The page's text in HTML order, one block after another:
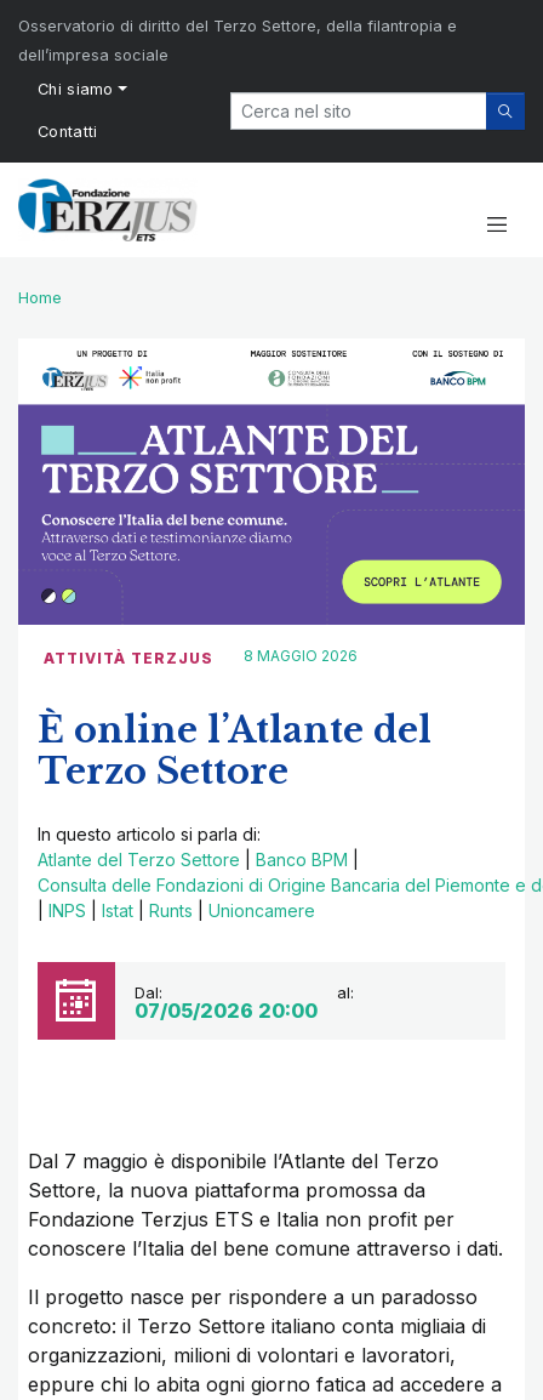
Osservatorio di diritto del Terzo Settore, della filantropia e
dell’impresa sociale
Chi siamo
Contatti
Home
ATTIVITÀ TERZJUS 8 MAGGIO 2026
È online l’Atlante del
Terzo Settore
In questo articolo si parla di:
Atlante del Terzo Settore
Banco BPM
Consulta delle Fondazioni di Origine Bancaria del Piemonte e
INPS Istat Runts Unioncamere
Dal:
07/05/2026 20:00
al:
Dal 7 maggio è disponibile l’Atlante del Terzo
Settore, la nuova piattaforma promossa da
Fondazione Terzjus ETS e Italia non profit per
conoscere l’Italia del bene comune attraverso i dati.
Il progetto nasce per rispondere a un paradosso
concreto: il Terzo Settore italiano conta migliaia di
organizzazioni, milioni di volontari e lavoratori,
eppure chi lo abita ogni giorno fatica ad accedere a